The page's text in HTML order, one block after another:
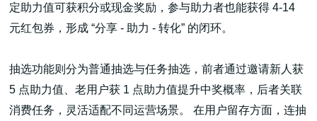
定助力值可获积分或现金奖励，参与助力者也能获得 4-14
元红包券，形成 “分享 - 助力 - 转化” 的闭环。
抽选功能则分为普通抽选与任务抽选，前者通过邀请新人获
5 点助力值、老用户获 1 点助力值提升中奖概率，后者关联
消费任务，灵活适配不同运营场景。 在用户留存方面，连抽